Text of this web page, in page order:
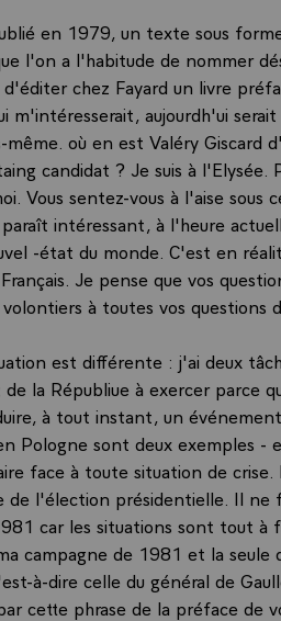
en 1979, un texte sous
l'on a l'habitude de nommer
chez Fayard un livre
aujourdh'ui
où en est Valéry Giscard
candidat ? Je suis à
Vous sentez-vous à l'aise sous
intéressant, à l'heure
-état du monde. C'est en
Je pense que vos
à toutes vos questions
est différente : j'ai deux
la Républiue à exercer parce
à tout instant, un
Pologne sont deux exemples -
face à toute situation de crise.
de l'élection présidentielle. Il ne
car les situations sont tout à
campagne de 1981 et la seule
à-dire celle du général de
cette phrase de la préface de